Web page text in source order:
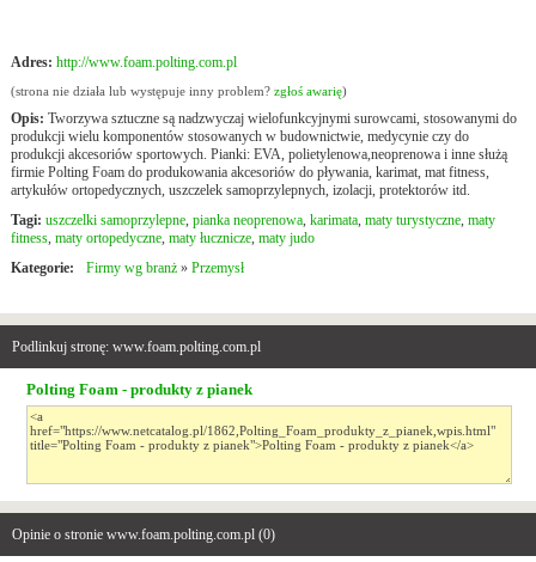
Adres: http://www.foam.polting.com.pl
(strona nie działa lub występuje inny problem? zgłoś awarię)
Opis: Tworzywa sztuczne są nadzwyczaj wielofunkcyjnymi surowcami, stosowanymi do
produkcji wielu komponentów stosowanych w budownictwie, medycynie czy do
produkcji akcesoriów sportowych. Pianki: EVA, polietylenowa,neoprenowa i inne służą
firmie Polting Foam do produkowania akcesoriów do pływania, karimat, mat fitness,
artykułów ortopedycznych, uszczelek samoprzylepnych, izolacji, protektorów itd.
Tagi: uszczelki samoprzylepne, pianka neoprenowa, karimata, maty turystyczne, maty
fitness, maty ortopedyczne, maty łucznicze, maty judo
Kategorie:
Firmy wg branż» Przemysł
Podlinkuj stronę: www.foam.polting.com.pl
Polting Foam - produkty z pianek
Opinie o stronie www.foam.polting.com.pl (0)